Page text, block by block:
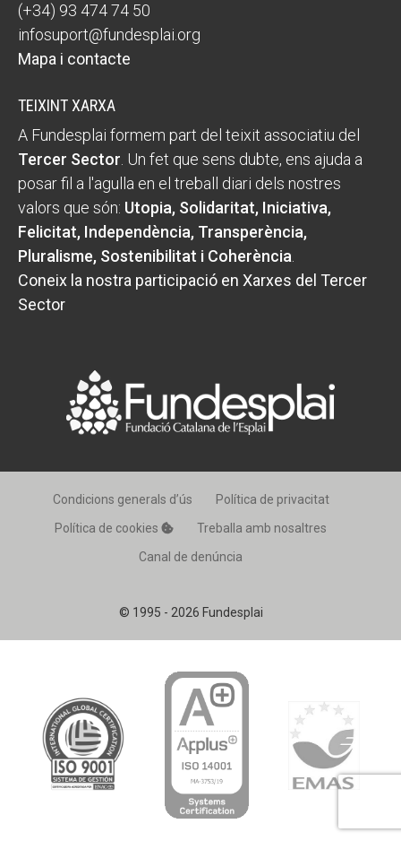
(+34) 93 474 74 50
infosuport@fundesplai.org
Mapa i contacte
TEIXINT XARXA
A Fundesplai formem part del teixit associatiu del
Tercer Sector . Un fet que sens dubte, ens ajuda a
posar fil a l'agulla en el treball diari dels nostres
valors que són: Utopia, Solidaritat, Iniciativa,
Felicitat, Independència, Transperència,
Pluralisme, Sostenibilitat i Coherència
Coneix la nostra participació en Xarxes del Tercer
Sector
© 1995 - 2026 Fundesplai
Condicions generals d’ús
Política de privacitat
Política de cookies
Treballa amb nosaltres
Canal de denúncia